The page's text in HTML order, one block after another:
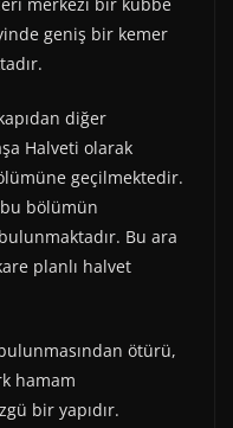
merkezi bir kubbe
geniş bir kemer
diğer
Halveti olarak
geçilmektedir.
bölümün
Bu ara
planlı halvet
ötürü,
hamam
bir yapıdır.